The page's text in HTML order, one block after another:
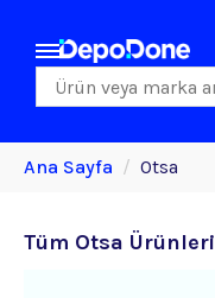
Ana Sayfa Otsa
Tüm Otsa Ürünleri